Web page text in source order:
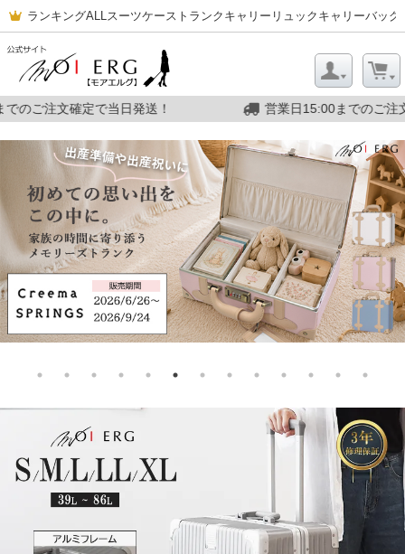
ランキングALLスーツケース トランクキャリー リュックキャリーバッグ
営業日15:00までのご注文確定で当日発送！ 営